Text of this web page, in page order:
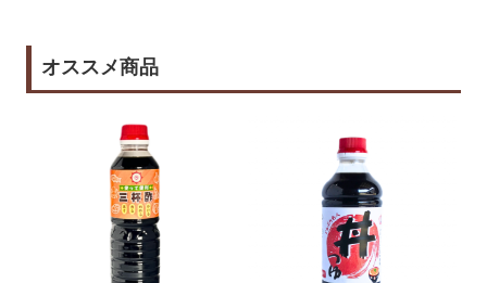
オススメ商品